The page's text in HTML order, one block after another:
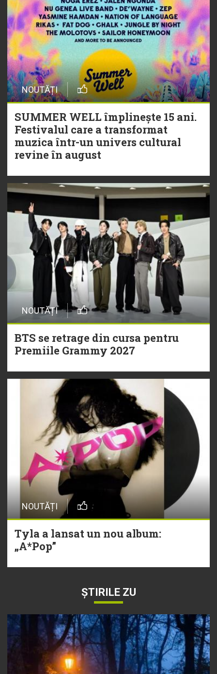
NOUTĂȚI
SUMMER WELL împlinește 15 ani.
Festivalul care a transformat
muzica într-un univers cultural
revine în august
NOUTĂȚI
BTS se retrage din cursa pentru
Premiile Grammy 2027
NOUTĂȚI
Tyla a lansat un nou album:
„A*Pop”
ȘTIRILE ZU